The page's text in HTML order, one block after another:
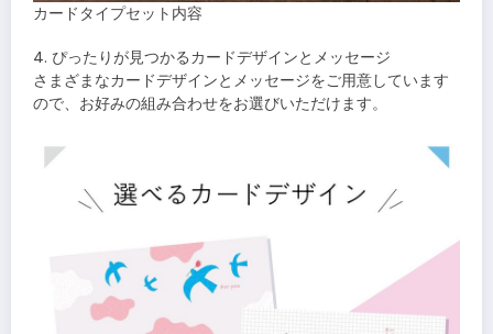
カードタイプセット内容
4. ぴったりが見つかるカードデザインとメッセージ
さまざまなカードデザインとメッセージをご用意しています
ので、お好みの組み合わせをお選びいただけます。